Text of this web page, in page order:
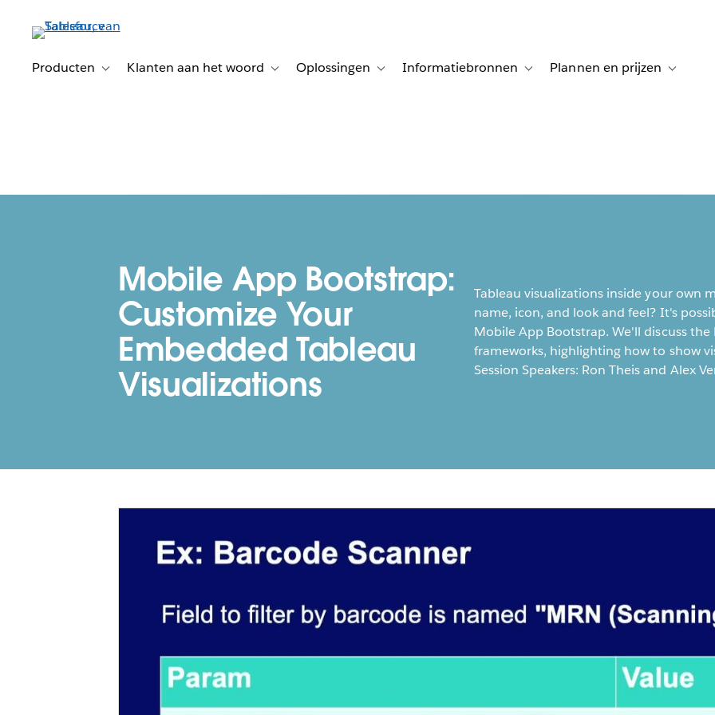
Producten
Toggle sub-navigation for Producten
Klanten aan het woord Toggle sub-navigation for Klanten aan het woord
Oplossingen Toggle sub-navigation for Oplossingen
Informatiebronnen Toggle sub-navigation for
Plannen en prijzen Toggle
Mobile App Bootstrap:
Customize Your
Embedded Tableau
Visualizations
Tableau visualizations inside your own
name, icon, and look and feel? It's
Mobile App Bootstrap. We'll discuss
frameworks, highlighting how to show
Session Speakers: Ron Theis and Alex